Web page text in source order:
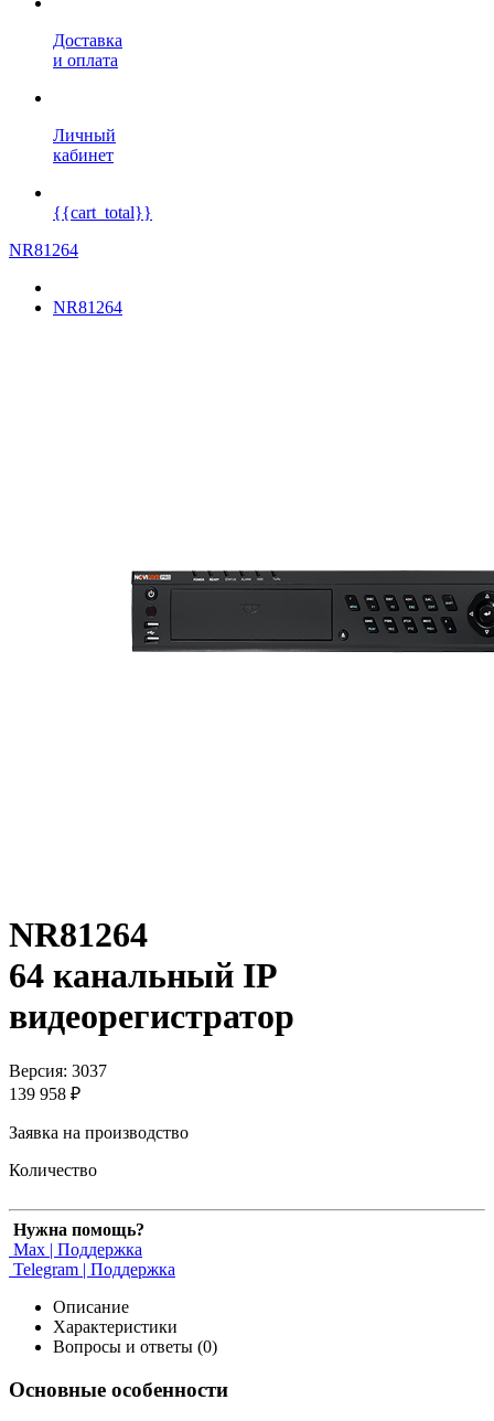
Доставка
и оплата
Личный
кабинет
{{cart_total}}
NR81264
NR81264
NR81264
64 канальный IP
видеорегистратор
Версия: 3037
139 958 ₽
Заявка на производство
Количество
Нужна помощь?
Max | Поддержка
Telegram | Поддержка
Описание
Характеристики
Вопросы и ответы (0)
Основные особенности